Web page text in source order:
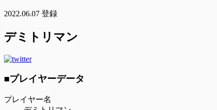
2022.06.07 登録
デミトリマン
■プレイヤーデータ
プレイヤー名